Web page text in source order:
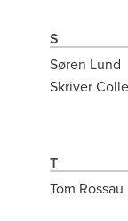
S
Søren Lund
Skriver
T
Tom Rossau